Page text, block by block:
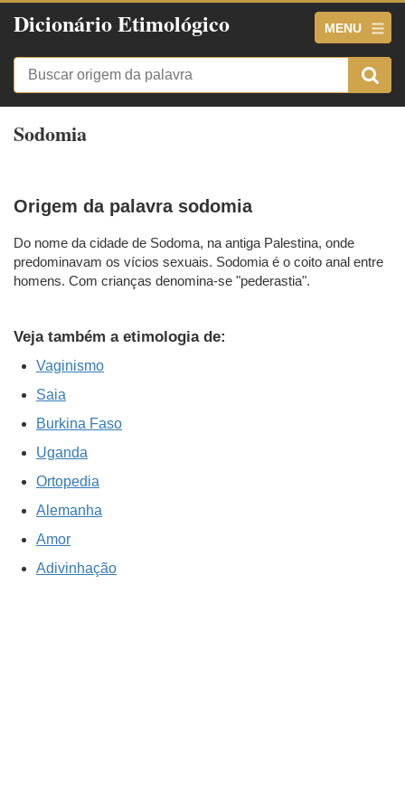
Dicionário Etimológico MENU
Sodomia
Origem da palavra sodomia
Do nome da cidade de Sodoma, na antiga Palestina, onde
predominavam os vícios sexuais. Sodomia é o coito anal entre
homens. Com crianças denomina-se "pederastia".
Veja também a etimologia de:
Vaginismo
Saia
Burkina Faso
Uganda
Ortopedia
Alemanha
Amor
Adivinhação